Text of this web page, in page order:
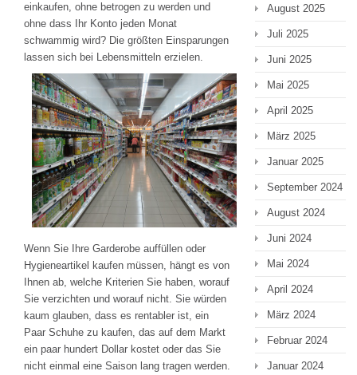
einkaufen, ohne betrogen zu werden und
ohne dass Ihr Konto jeden Monat
schwammig wird? Die größten Einsparungen
lassen sich bei Lebensmitteln erzielen.
Wenn Sie Ihre Garderobe auffüllen oder
Hygieneartikel kaufen müssen, hängt es von
Ihnen ab, welche Kriterien Sie haben, worauf
Sie verzichten und worauf nicht. Sie würden
kaum glauben, dass es rentabler ist, ein
Paar Schuhe zu kaufen, das auf dem Markt
ein paar hundert Dollar kostet oder das Sie
nicht einmal eine Saison lang tragen werden.
August 2025
Juli 2025
Juni 2025
Mai 2025
April 2025
März 2025
Januar 2025
September 2024
August 2024
Juni 2024
Mai 2024
April 2024
März 2024
Februar 2024
Januar 2024